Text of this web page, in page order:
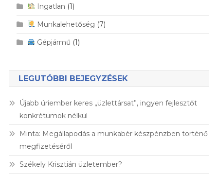
Ingatlan (1)
Munkalehetőség (7)
Gépjármű (1)
LEGUTÓBBI BEJEGYZÉSEK
Újabb úriember keres „üzlettársat”, ingyen fejlesztőt
konkrétumok nélkül
Minta: Megállapodás a munkabér készpénzben történő
megfizetéséről
Székely Krisztián üzletember?